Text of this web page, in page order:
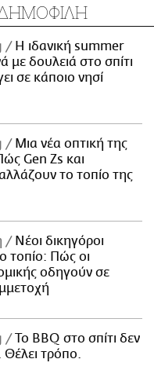
Η ιδανική summer
με δουλειά στο σπίτι
σε κάποιο νησί
Μια νέα οπτική της
Gen Zs και
το τοπίο της
Νέοι δικηγόροι
τοπίο: Πώς οι
οδηγούν σε
Το BBQ στο σπίτι δεν
Θέλει τρόπο.